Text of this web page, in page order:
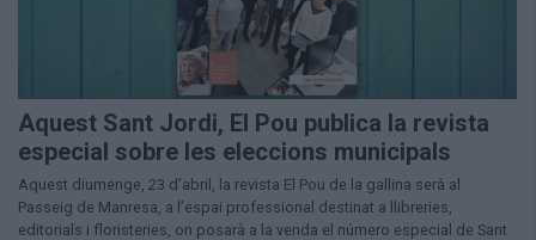
Aquest Sant Jordi, El Pou publica la revista
especial sobre les eleccions municipals
Aquest diumenge, 23 d’abril, la revista El Pou de la gallina serà al
Passeig de Manresa, a l’espai professional destinat a llibreries,
editorials i floristeries, on posarà a la venda el número especial de Sant